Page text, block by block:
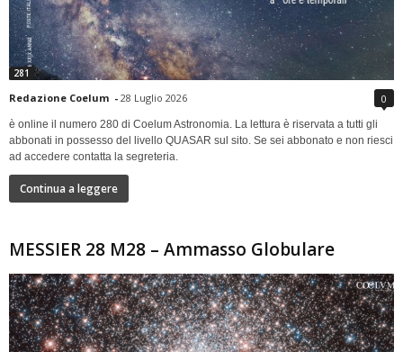
281
Redazione Coelum - 28 Luglio 2026 0
è online il numero 280 di Coelum Astronomia. La lettura è riservata a tutti gli
abbonati in possesso del livello QUASAR sul sito. Se sei abbonato e non riesci
ad accedere contatta la segreteria.
Continua a leggere
MESSIER 28 M28 – Ammasso Globulare